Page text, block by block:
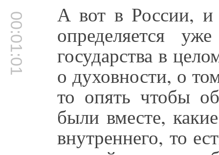
00:01:01 А вот в России,
определяется
государства в
о духовности, о
то опять чтобы
были вместе,
внутреннего, то